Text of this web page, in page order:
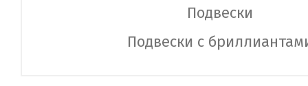
Подвески
Подвески с